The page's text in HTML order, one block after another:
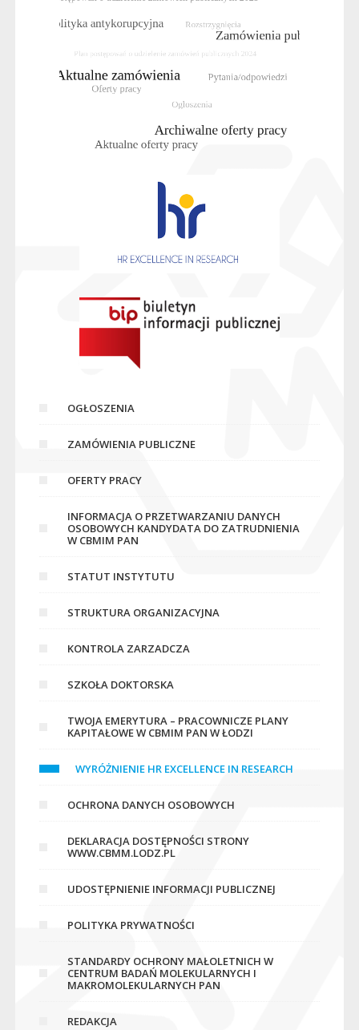
OGŁOSZENIA
ZAMÓWIENIA PUBLICZNE
OFERTY PRACY
INFORMACJA O PRZETWARZANIU DANYCH
OSOBOWYCH KANDYDATA DO ZATRUDNIENIA
W CBMIM PAN
STATUT INSTYTUTU
STRUKTURA ORGANIZACYJNA
KONTROLA ZARZADCZA
SZKOŁA DOKTORSKA
TWOJA EMERYTURA – PRACOWNICZE PLANY
KAPITAŁOWE W CBMIM PAN W ŁODZI
WYRÓŻNIENIE HR EXCELLENCE IN RESEARCH
OCHRONA DANYCH OSOBOWYCH
DEKLARACJA DOSTĘPNOŚCI STRONY
WWW.CBMM.LODZ.PL
UDOSTĘPNIENIE INFORMACJI PUBLICZNEJ
POLITYKA PRYWATNOŚCI
STANDARDY OCHRONY MAŁOLETNICH W
CENTRUM BADAŃ MOLEKULARNYCH I
MAKROMOLEKULARNYCH PAN
REDAKCJA